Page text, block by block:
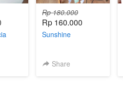
Rp 180.000
Rp 160.000
Sunshine
Share